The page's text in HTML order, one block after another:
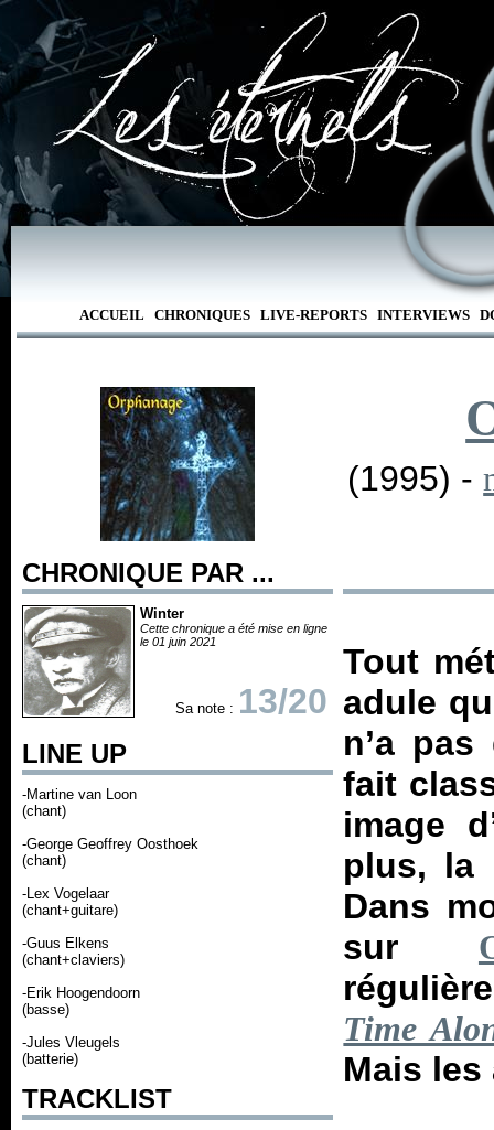
ACCUEIL CHRONIQUES LIVE-REPORTS INTERVIEWS
CHRONIQUE PAR ...
Winter
Cette chronique a été mise en ligne
le 01 juin 2021
Sa note : 13/20
LINE UP
-Martine van Loon
(chant)
-George Geoffrey Oosthoek
(chant)
-Lex Vogelaar
(chant+guitare)
-Guus Elkens
(chant+claviers)
-Erik Hoogendoorn
(basse)
-Jules Vleugels
(batterie)
TRACKLIST
(1995) -
Tout
adule
n’a
fait
image
plus, la
Dans
sur
Time
Mais les